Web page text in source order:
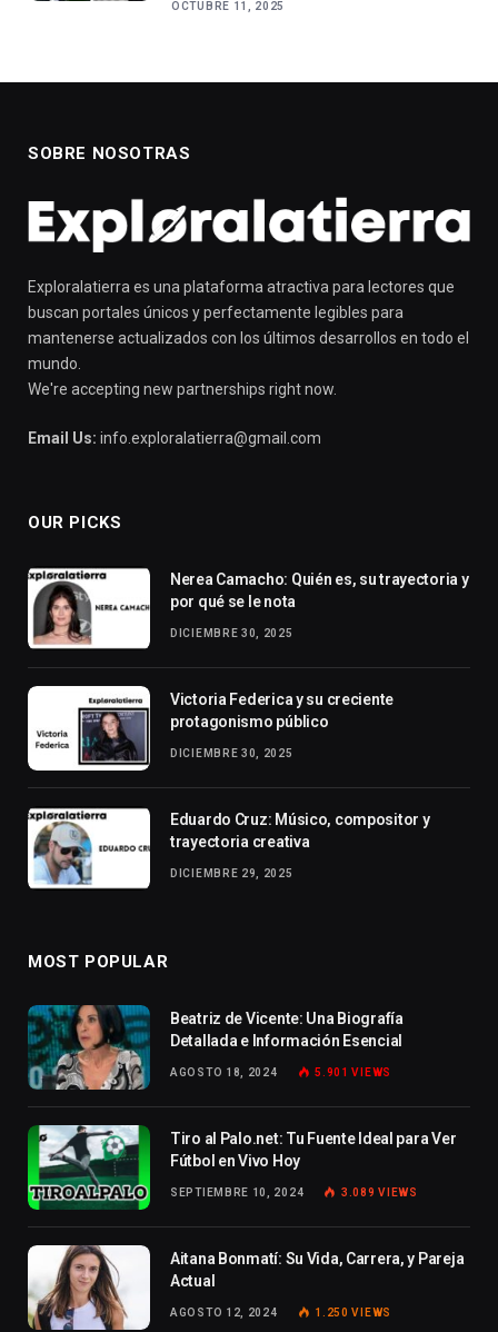
OCTUBRE 11, 2025
SOBRE NOSOTRAS
Exploralatierra es una plataforma atractiva para lectores que
buscan portales únicos y perfectamente legibles para
mantenerse actualizados con los últimos desarrollos en todo el
mundo.
We're accepting new partnerships right now.
Email Us: info.exploralatierra@gmail.com
OUR PICKS
Nerea Camacho: Quién es, su trayectoria y
por qué se le nota
DICIEMBRE 30, 2025
Victoria Federica y su creciente
protagonismo público
DICIEMBRE 30, 2025
Eduardo Cruz: Músico, compositor y
trayectoria creativa
DICIEMBRE 29, 2025
MOST POPULAR
Beatriz de Vicente: Una Biografía
Detallada e Información Esencial
AGOSTO 18, 2024 5.901VIEWS
Tiro al Palo.net: Tu Fuente Ideal para Ver
Fútbol en Vivo Hoy
SEPTIEMBRE 10, 2024 3.089VIEWS
Aitana Bonmatí: Su Vida, Carrera, y Pareja
Actual
AGOSTO 12, 2024 1.250VIEWS